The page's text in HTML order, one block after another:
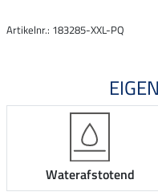
Artikelnr.: 183285-XXL-PQ
Waterafstotend